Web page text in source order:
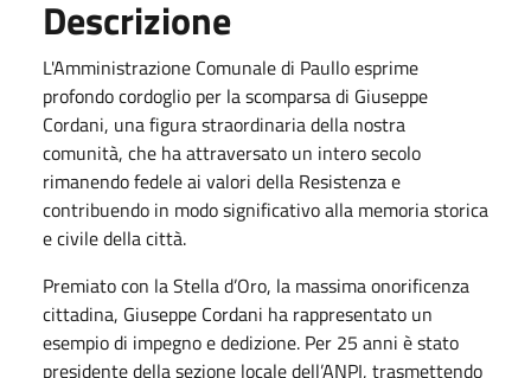
Descrizione
L'Amministrazione Comunale di Paullo esprime
profondo cordoglio per la scomparsa di Giuseppe
Cordani, una figura straordinaria della nostra
comunità, che ha attraversato un intero secolo
rimanendo fedele ai valori della Resistenza e
contribuendo in modo significativo alla memoria storica
e civile della città.
Premiato con la Stella d’Oro, la massima onorificenza
cittadina, Giuseppe Cordani ha rappresentato un
esempio di impegno e dedizione. Per 25 anni è stato
presidente della sezione locale dell’ANPI, trasmettendo